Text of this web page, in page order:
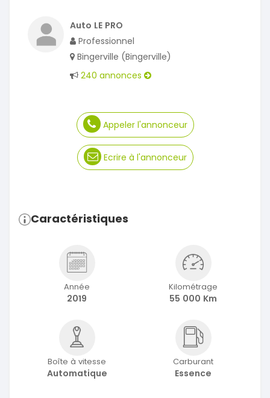
Auto LE PRO
Professionnel
Bingerville (Bingerville)
240 annonces
Appeler l'annonceur
Ecrire à l'annonceur
Caractéristiques
Année
2019
Kilométrage
55 000 Km
Boîte à vitesse
Automatique
Carburant
Essence